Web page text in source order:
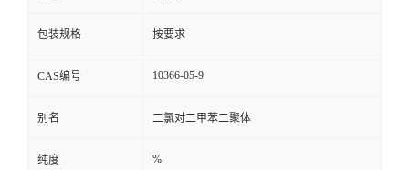
包装规格 按要求
CAS编号 10366-05-9
别名 二氯对二甲苯二聚体
纯度 %